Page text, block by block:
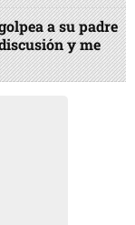
a su padre
y me